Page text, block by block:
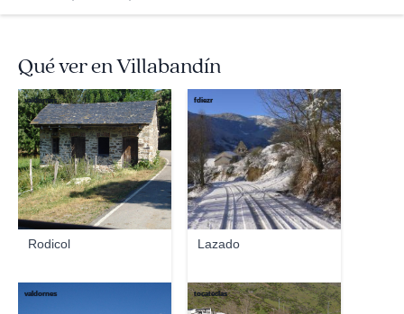
Qué ver en Villabandín
Rodicol
valdornes
Lazado
fdiezr
valdornes tocateclas